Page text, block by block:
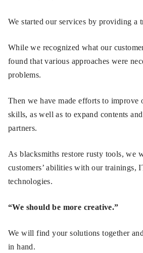
​We started our services by providing a
While we recognized what our
found that various approaches were
problems.
Then we have made efforts to improve
skills, as well as to expand contents
partners.
As blacksmiths restore rusty tools, we
customers’ abilities with our trainings,
technologies.
“We should be more creative.”
We will find your solutions together
in hand.